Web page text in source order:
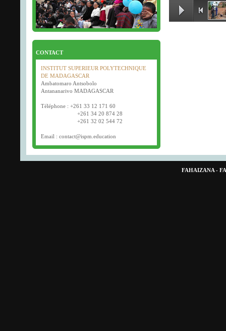
CONTACT
INSTITUT SUPERIEUR POLYTECHNIQUE
DE MADAGASCAR
Ambatomaro Antsobolo
Antananarivo MADAGASCAR
Téléphone : +261 33 12 171 60
+261 34 20 874 28
+261 32 02 544 72
Email : contact@ispm.education
FAHAIZANA -